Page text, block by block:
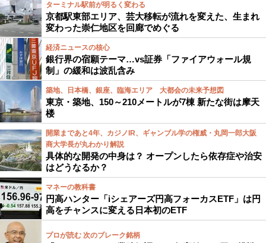
ターミナル駅前が明るく変わる
京都駅東部エリア、芸大移転が流れを変えた、生まれ
変わった崇仁地区を回廊でめぐる
経済ニュースの核心
銀行界の宿願テーマ…vs証券「ファイアウォール規
制」の緩和は波乱含み
築地、日本橋、銀座、臨海エリア 大都会の未来予想図
東京・築地、150～210メートルが7棟 新たな街は摩天
楼
開業まであと4年、カジノIR、ギャンブル学の権威・丸岡一郎大阪
商大学長が丸わかり解説
具体的な開発の中身は？ オープンしたら依存症や治安
はどうなるか？
マネーの教科書
円高ハンター「iシェアーズ円高フォーカスETF」は円
高をチャンスに変える日本初のETF
プロが読む 次のブレーク銘柄